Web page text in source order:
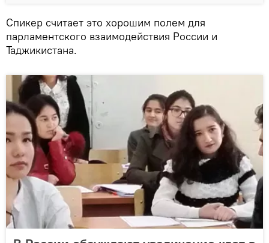
Спикер считает это хорошим полем для
парламентского взаимодействия России и
Таджикистана.